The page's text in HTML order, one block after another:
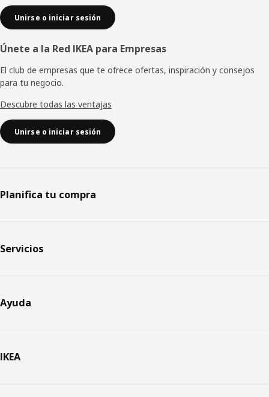
Unirse o iniciar sesión
Únete a la Red IKEA para Empresas
El club de empresas que te ofrece ofertas, inspiración y consejos
para tu negocio.
Descubre todas las ventajas
Unirse o iniciar sesión
Planifica tu compra
Servicios
Ayuda
IKEA